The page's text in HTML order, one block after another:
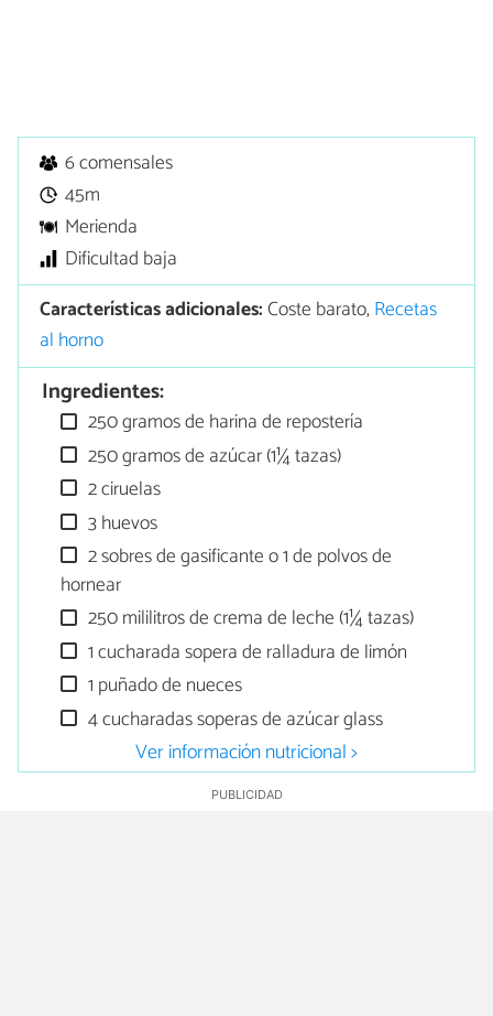
6 comensales
45m
Merienda
Dificultad baja
Características adicionales:Coste barato,Recetas
al horno
Ingredientes:
250 gramos de harina de repostería
250 gramos de azúcar (1¼ tazas)
2 ciruelas
3 huevos
2 sobres de gasificante o 1 de polvos de
hornear
250 mililitros de crema de leche (1¼ tazas)
1 cucharada sopera de ralladura de limón
1 puñado de nueces
4 cucharadas soperas de azúcar glass
Ver información nutricional >